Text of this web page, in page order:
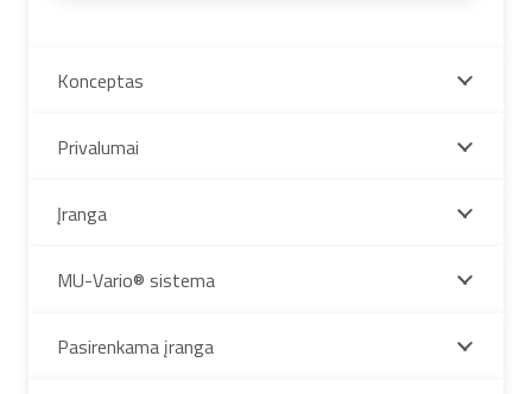
Konceptas
Privalumai
Įranga
MU-Vario® sistema
Pasirenkama įranga